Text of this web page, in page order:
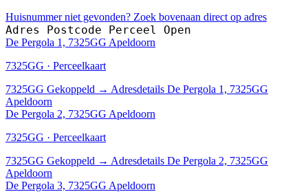
Huisnummer niet gevonden? Zoek bovenaan direct op adres
Adres Postcode Perceel Open
De Pergola 1, 7325GG Apeldoorn
7325GG · Perceelkaart
7325GG Gekoppeld → Adresdetails De Pergola 1, 7325GG
Apeldoorn
De Pergola 2, 7325GG Apeldoorn
7325GG · Perceelkaart
7325GG Gekoppeld → Adresdetails De Pergola 2, 7325GG
Apeldoorn
De Pergola 3, 7325GG Apeldoorn